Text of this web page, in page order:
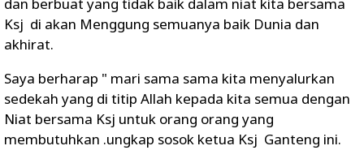
dan berbuat yang tidak baik dalam niat kita bersama
Ksj di akan Menggung semuanya baik Dunia dan
akhirat.
Saya berharap " mari sama sama kita menyalurkan
sedekah yang di titip Allah kepada kita semua dengan
Niat bersama Ksj untuk orang orang yang
membutuhkan .ungkap sosok ketua Ksj Ganteng ini.